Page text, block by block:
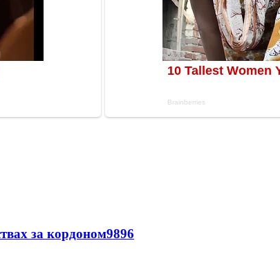
за кордоном9896